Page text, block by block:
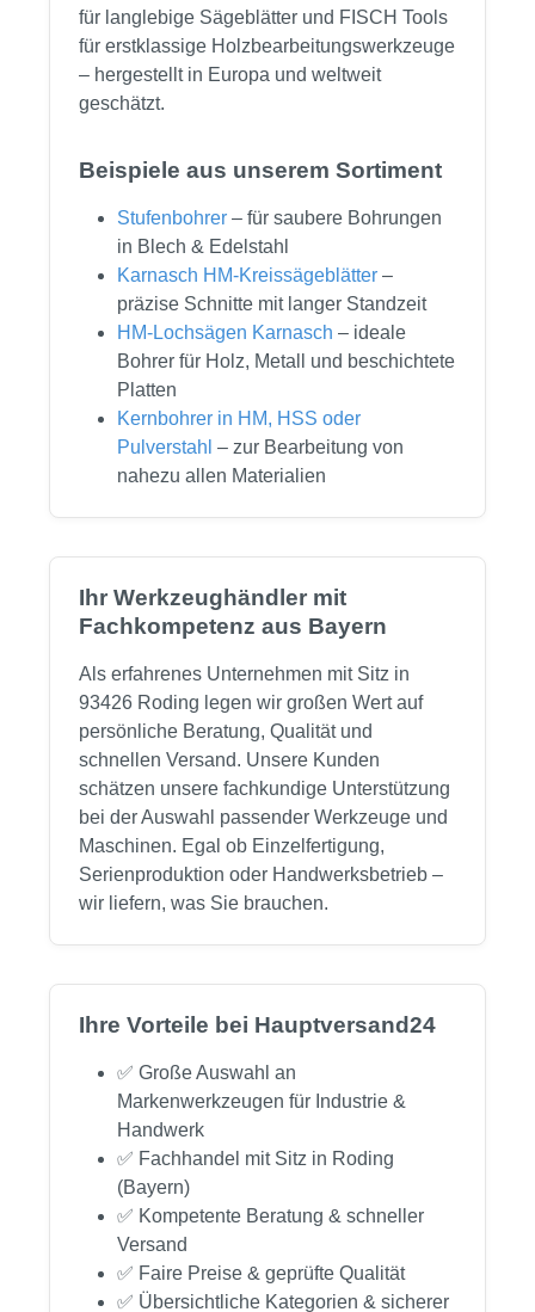
für langlebige Sägeblätter und FISCH Tools
für erstklassige Holzbearbeitungswerkzeuge
– hergestellt in Europa und weltweit
geschätzt.
Beispiele aus unserem Sortiment
Stufenbohrer – für saubere Bohrungen
in Blech & Edelstahl
Karnasch HM-Kreissägeblätter –
präzise Schnitte mit langer Standzeit
HM-Lochsägen Karnasch – ideale
Bohrer für Holz, Metall und beschichtete
Platten
Kernbohrer in HM, HSS oder
Pulverstahl – zur Bearbeitung von
nahezu allen Materialien
Ihr Werkzeughändler mit
Fachkompetenz aus Bayern
Als erfahrenes Unternehmen mit Sitz in
93426 Roding legen wir großen Wert auf
persönliche Beratung, Qualität und
schnellen Versand. Unsere Kunden
schätzen unsere fachkundige Unterstützung
bei der Auswahl passender Werkzeuge und
Maschinen. Egal ob Einzelfertigung,
Serienproduktion oder Handwerksbetrieb –
wir liefern, was Sie brauchen.
Ihre Vorteile bei Hauptversand24
✅ Große Auswahl an
Markenwerkzeugen für Industrie &
Handwerk
✅ Fachhandel mit Sitz in Roding
(Bayern)
✅ Kompetente Beratung & schneller
Versand
✅ Faire Preise & geprüfte Qualität
✅ Übersichtliche Kategorien & sicherer